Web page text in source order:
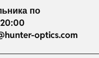
по
optics.com